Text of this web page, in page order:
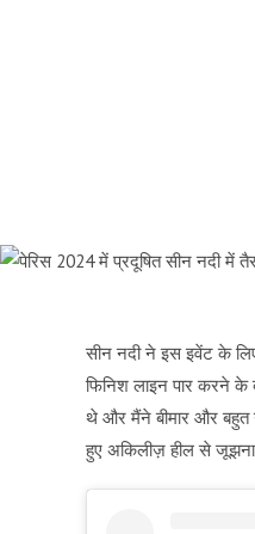
सीन नदी ने इस इवेंट के
फिनिश लाइन पार करने के
थे और मैंने बीमार और बहुत
हुए अकिलीज़ हील से